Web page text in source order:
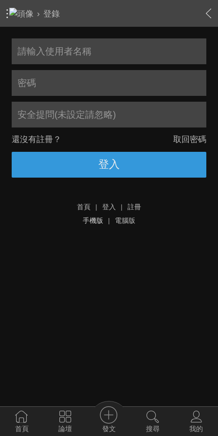
› 登錄
安全提問(未設定請忽略)
還沒有註冊？ 取回密碼
登入
首頁 | 登入 |
註冊
手機版
| 電腦版
首頁 論壇 發文 搜尋 我的